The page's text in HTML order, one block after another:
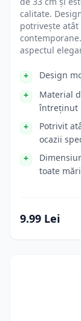
calitate.
potrivește
aspectul
Design
Material
întreținut
Potrivit
ocazii
toate
9.99 Lei